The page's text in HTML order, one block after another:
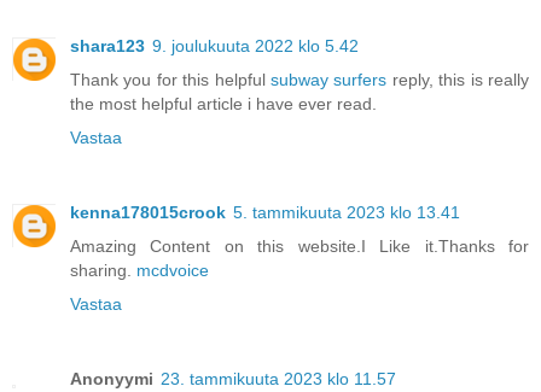
shara123 9. joulukuuta 2022 klo 5.42
Thank you for this helpful subway surfers reply, this is really
the most helpful article i have ever read.
Vastaa
kenna178015crook 5. tammikuuta 2023 klo 13.41
Amazing Content on this website.I Like it.Thanks for
sharing. mcdvoice
Vastaa
Anonyymi 23. tammikuuta 2023 klo 11.57